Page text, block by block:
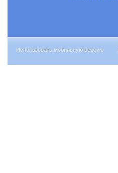
Использовать мобильную версию